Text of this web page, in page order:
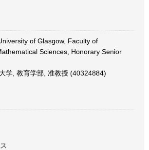
of Glasgow, Faculty of
Sciences, Honorary Senior
学, 教育学部, 准教授 (40324884)